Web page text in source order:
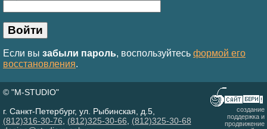
Если вы забыли пароль, воспользуйтесь формой его
восстановления.
© "M-STUDIO"
г. Санкт-Петербург, ул. Рыбинская, д.5,
(812)316-30-76
(812)325-30-66
(812)325-30-68
создание
поддержка и
продвижение